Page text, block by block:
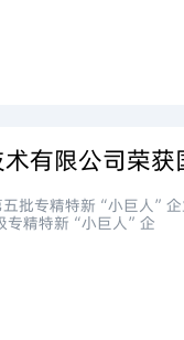
批专精特新“小巨人”
专精特新“小巨人”企